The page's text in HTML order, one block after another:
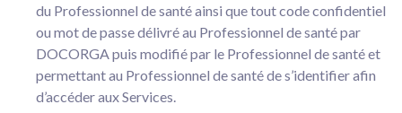
du Professionnel de santé ainsi que tout code confidentiel
ou mot de passe délivré au Professionnel de santé par
DOCORGA puis modifié par le Professionnel de santé et
permettant au Professionnel de santé de s’identifier afin
d’accéder aux Services.